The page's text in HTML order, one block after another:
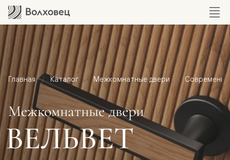
Главная Каталог Межкомнатные двери
Межкомнатные двери
ВЕЛЬВЕТ